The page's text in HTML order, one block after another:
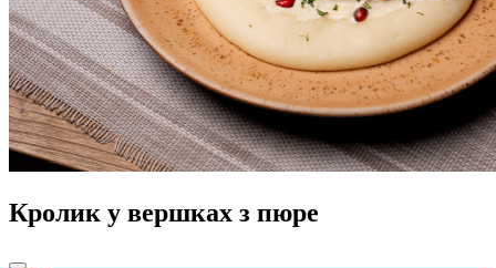
Кролик у вершках з пюре